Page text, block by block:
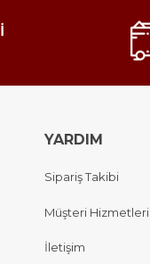
YARDIM
Sipariş Takibi
Müşteri Hizmetleri
İletişim